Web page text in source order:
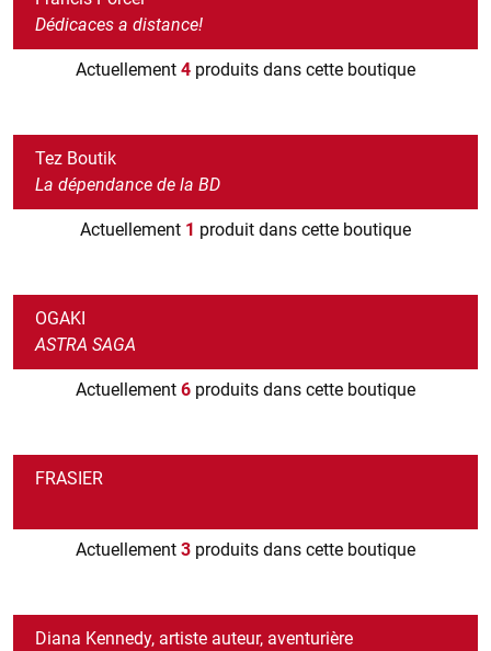
Dédicaces a distance!
Actuellement 4 produits dans cette boutique
Tez Boutik
La dépendance de la BD
Actuellement 1 produit dans cette boutique
OGAKI
ASTRA SAGA
Actuellement 6 produits dans cette boutique
FRASIER
Actuellement 3 produits dans cette boutique
Diana Kennedy, artiste auteur, aventurière